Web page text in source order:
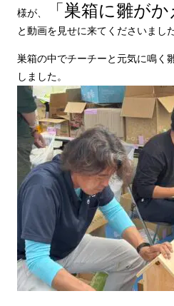
様が、
「巣箱に雛が
と動画を見せに来てくださいました
巣箱の中でチーチーと元気に鳴く
しました。